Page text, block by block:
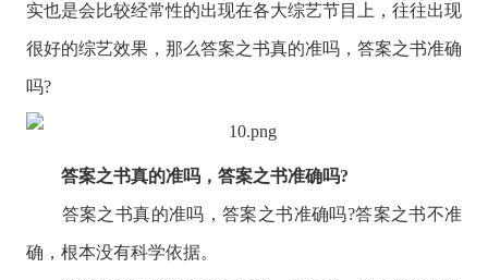
实也是会比较经常性的出现在各大综艺节目上，往往出现
很好的综艺效果，那么答案之书真的准吗，答案之书准确
吗?
答案之书真的准吗，答案之书准确吗?
答案之书真的准吗，答案之书准确吗?答案之书不准
确，根本没有科学依据。